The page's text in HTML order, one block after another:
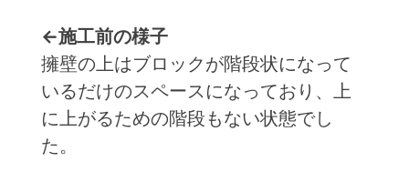
←施工前の様子
擁壁の上はブロックが階段状になって
いるだけのスペースになっており、上
に上がるための階段もない状態でし
た。